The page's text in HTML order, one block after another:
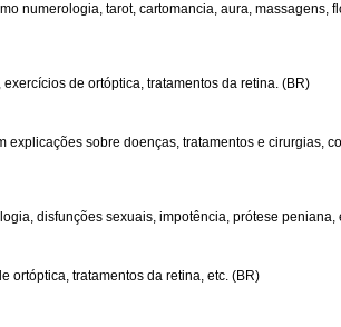
numerologia, tarot, cartomancia, aura, massagens,
de ortóptica, tratamentos da retina. (BR)
explicações sobre doenças, tratamentos e cirurgias,
disfunções sexuais, impotência, prótese peniana,
ortóptica, tratamentos da retina, etc. (BR)